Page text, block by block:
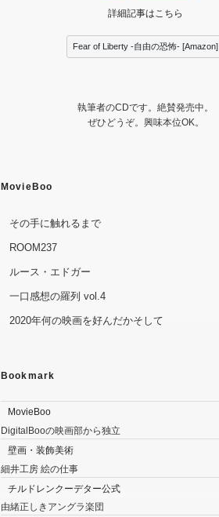
詳細記事はこちら
Fear of Liberty -自由の恐怖- [Amazon]
執筆者のCDです。絶賛発売中。
ぜひどうぞ。興味本位OK。
MovieBoo
その手に触れるまで
ROOM237
ルース・エドガー
一口感想の羅列 vol.4
2020年何の映画を好んだかそして
Bookmark
MovieBoo
DigitalBooの映画部から独立
壁画・装飾美術
細井工房 絵の仕事
チルドレンクーデター公式
由緒正しきアングラ楽団